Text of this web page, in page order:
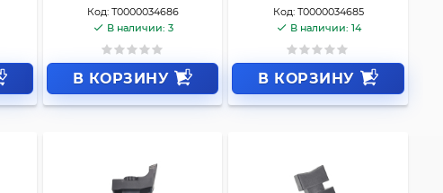
Код: Т0000034686
В наличии: 3
В КОРЗИНУ
Код: Т0000034685
В наличии: 14
В КОРЗИНУ